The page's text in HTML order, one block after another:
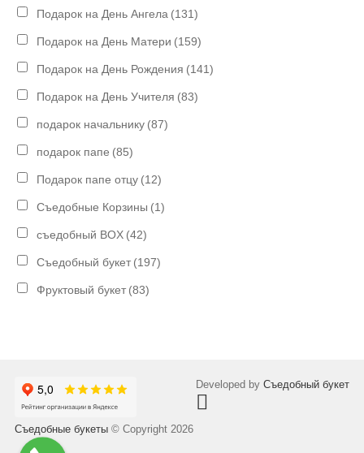
Подарок на День Ангела (131)
Подарок на День Матери (159)
Подарок на День Рождения (141)
Подарок на День Учителя (83)
подарок начальнику (87)
подарок папе (85)
Подарок папе отцу (12)
Съедобные Корзины (1)
съедобный BOX (42)
Съедобный букет (197)
Фруктовый букет (83)
Съедобные букеты © Copyright 2026
Developed byСъедобный букет